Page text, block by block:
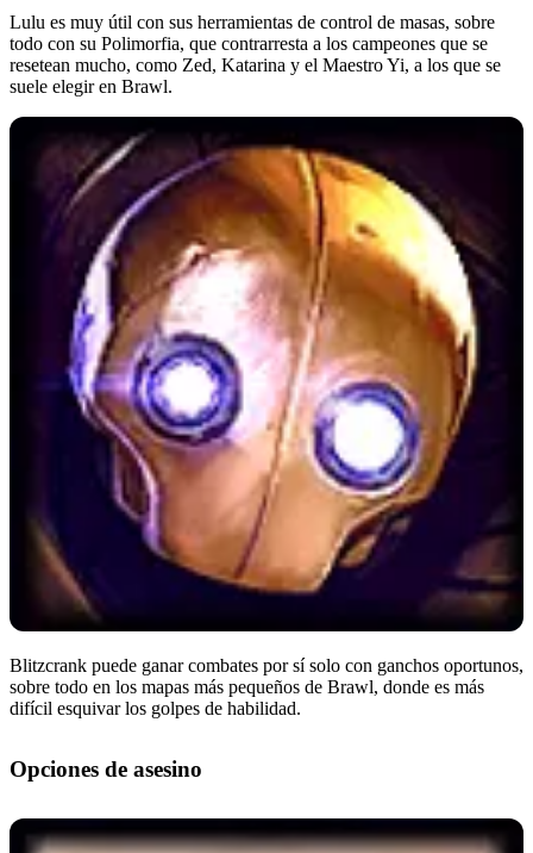
Lulu es muy útil con sus herramientas de control de masas, sobre
todo con su Polimorfia, que contrarresta a los campeones que se
resetean mucho, como Zed, Katarina y el Maestro Yi, a los que se
suele elegir en Brawl.
Blitzcrank puede ganar combates por sí solo con ganchos oportunos,
sobre todo en los mapas más pequeños de Brawl, donde es más
difícil esquivar los golpes de habilidad.
Opciones de asesino